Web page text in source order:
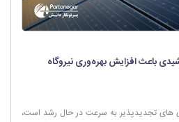
باعث افزایش بهره‌وری نیروگاه
های تجدیدپذیر به سرعت در حال رشد است،